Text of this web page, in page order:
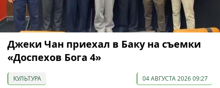
Джеки Чан приехал в Баку на съемки
«Доспехов Бога 4»
КУЛЬТУРА 04 АВГУСТА 2026 09:27